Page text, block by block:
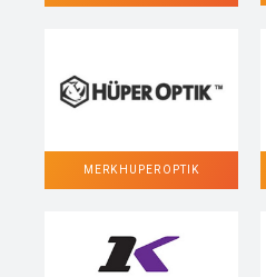
MERK HUPER OPTIK